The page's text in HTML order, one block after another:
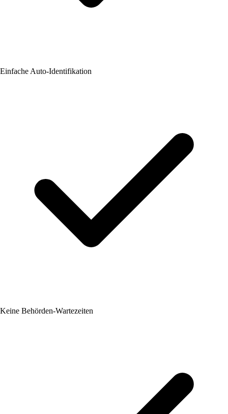
Einfache Auto-Identifikation
Keine Behörden-Wartezeiten